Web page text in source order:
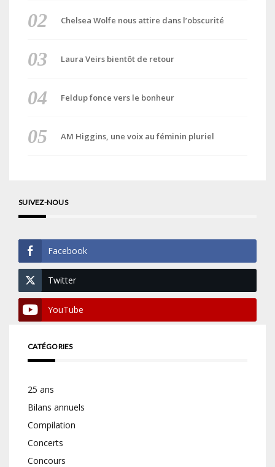
Chelsea Wolfe nous attire dans l’obscurité
Laura Veirs bientôt de retour
Feldup fonce vers le bonheur
AM Higgins, une voix au féminin pluriel
SUIVEZ-NOUS
Facebook
Twitter
YouTube
CATÉGORIES
25 ans
Bilans annuels
Compilation
Concerts
Concours